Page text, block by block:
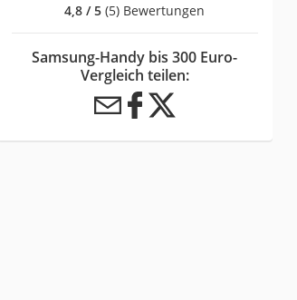
4,8 / 5 (5) Bewertungen
Samsung-Handy bis 300 Euro-
Vergleich teilen: